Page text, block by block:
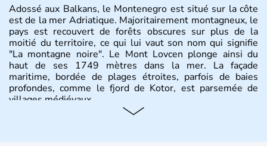
Adossé aux Balkans, le Montenegro est situé sur la côte
est de la mer Adriatique. Majoritairement montagneux, le
pays est recouvert de forêts obscures sur plus de la
moitié du territoire, ce qui lui vaut son nom qui signifie
"La montagne noire". Le Mont Lovcen plonge ainsi du
haut de ses 1749 mètres dans la mer. La façade
maritime, bordée de plages étroites, parfois de baies
profondes, comme le fjord de Kotor, est parsemée de
villages médiévaux.